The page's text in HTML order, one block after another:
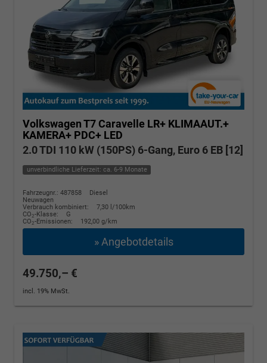
Volkswagen T7 Caravelle LR+ KLIMAAUT.+
KAMERA+ PDC+ LED
2.0 TDI 110 kW (150PS) 6-Gang, Euro 6 EB [12]
unverbindliche Lieferzeit: ca. 6-9 Monate
Fahrzeugnr.: 487858
Diesel
Neuwagen
Verbrauch kombiniert:
7,30 l/100km
CO2-Klasse:
G
CO2-Emissionen: 192,00 g/km
» Angebotdetails
49.750,– €
incl. 19% MwSt.